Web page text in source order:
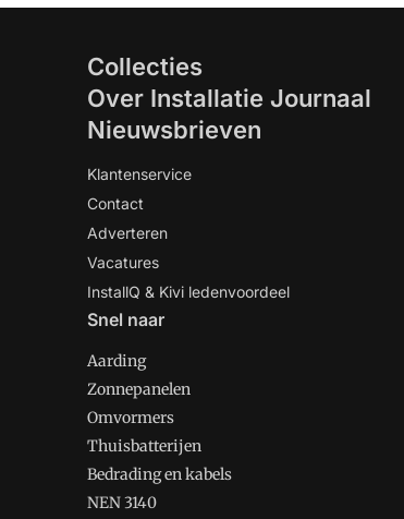
Collecties
Over Installatie Journaal
Nieuwsbrieven
Klantenservice
Contact
Adverteren
Vacatures
InstallQ & Kivi ledenvoordeel
Snel naar
Aarding
Zonnepanelen
Omvormers
Thuisbatterijen
Bedrading en kabels
NEN 3140